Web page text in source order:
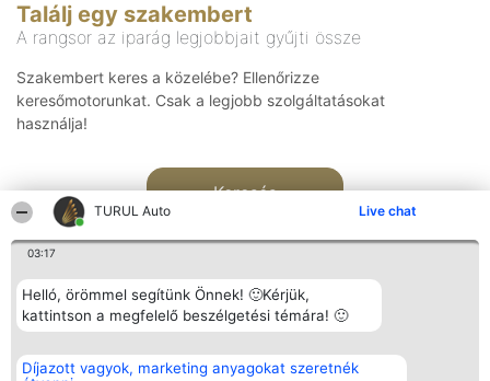
TURUL Auto Live chat
03:17
Helló, örömmel segítünk Önnek! 🙂Kérjük,
kattintson a megfelelő beszélgetési témára! 🙂
Díjazott vagyok, marketing anyagokat szeretnék
Találj egy szakembert
A rangsor az iparág legjobbjait gyűjti össze
Szakembert keres a közelébe? Ellenőrizze
keresőmotorunkat. Csak a legjobb szolgáltatásokat
használja!
Keresés
Rangsorszervező
SC Beautiful Company S.R.L.
Népszavazás
Nyertesek
Elérhetőség
Elérhetőség